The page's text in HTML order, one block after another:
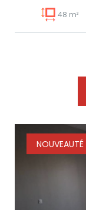
48 m²
NOUVEAUTÉ